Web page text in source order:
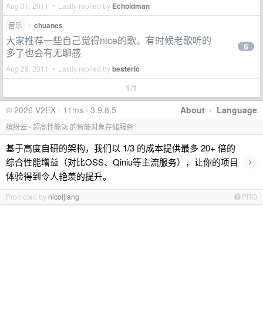
Aug 31, 2011 • Lastly replied by Echoldman
音乐 • chuanes
大家推荐一些自己觉得nice的歌。有时候老歌听的
多了也会有无聊感
Aug 29, 2011 • Lastly replied bybesteric
6
1/1
About · Language
© 2026 V2EX · 11ms · 3.9.8.5
缤纷云 - 超高性能🚀 的智能对象存储服务
基于高度自研的架构，我们以 1/3 的成本提供最多 20+ 倍的
综合性能增益（对比OSS、Qiniu等主流服务），让你的项目
体验得到令人艳羡的提升。
›
Promoted by nicoljiang PRO